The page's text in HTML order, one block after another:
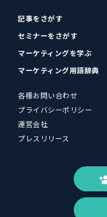
記事をさがす
セミナーをさがす
マーケティングを学ぶ
マーケティング用語辞典
各種お問い合わせ
プライバシーポリシー
運営会社
プレスリリース